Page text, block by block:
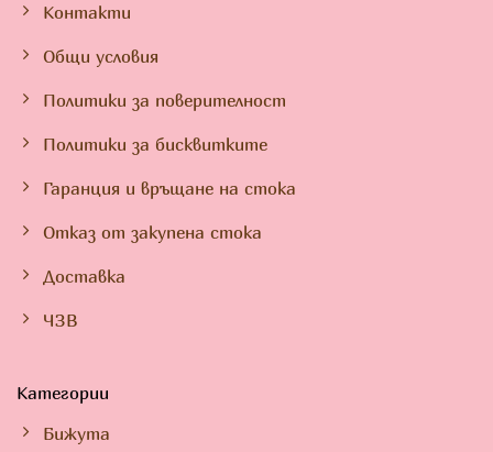
Контакти
Общи условия
Политики за поверителност
Политики за бисквитките
Гаранция и връщане на стока
Отказ от закупена стока
Доставка
ЧЗВ
Категории
Бижута